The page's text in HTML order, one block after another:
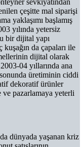
sevkiyatından
çeşitte mal siparişi
yaklaşımı başlamış
yılında yetersiz
bir dijital yapı
da çapaları ile
dijital olarak
04 yıllarında ana
üretiminin ciddi
dekoratif ürünler
ve pazarlamaya yeterli
dünyada yaşanan kriz